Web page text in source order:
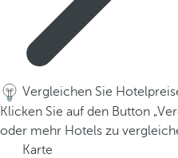
Vergleichen Sie
Klicken Sie auf den Button
oder mehr Hotels zu
Karte